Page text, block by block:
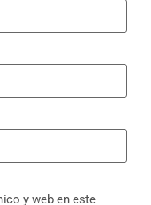
y web en este